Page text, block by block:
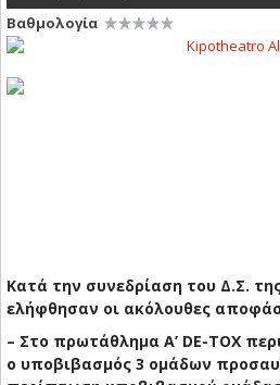
Βαθμολογία
Κατά την συνεδρίαση του Δ.Σ.
ελήφθησαν οι ακόλουθες
– Στο πρωτάθλημα Α’ DE-TOX
ο υποβιβασμός 3 ομάδων